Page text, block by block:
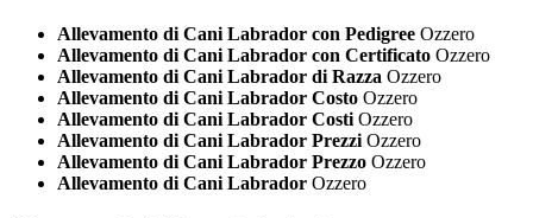
Allevamento di Cani Labrador con Pedigree Ozzero
Allevamento di Cani Labrador con Certificato Ozzero
Allevamento di Cani Labrador di Razza Ozzero
Allevamento di Cani Labrador Costo Ozzero
Allevamento di Cani Labrador Costi Ozzero
Allevamento di Cani Labrador Prezzi Ozzero
Allevamento di Cani Labrador Prezzo Ozzero
Allevamento di Cani Labrador Ozzero